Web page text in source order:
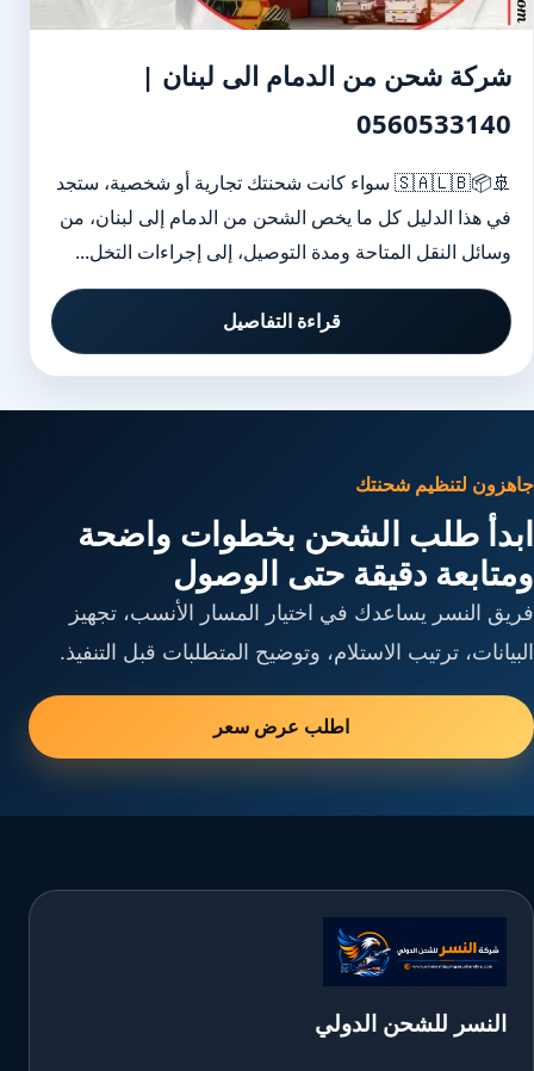
شركة شحن من الدمام الى لبنان |
0560533140
🚢📦🇸🇦🇱🇧 سواء كانت شحنتك تجارية أو شخصية، ستجد
في هذا الدليل كل ما يخص الشحن من الدمام إلى لبنان، من
وسائل النقل المتاحة ومدة التوصيل، إلى إجراءات التخل...
قراءة التفاصيل
جاهزون لتنظيم شحنتك
ابدأ طلب الشحن بخطوات واضحة
ومتابعة دقيقة حتى الوصول
فريق النسر يساعدك في اختيار المسار الأنسب، تجهيز
البيانات، ترتيب الاستلام، وتوضيح المتطلبات قبل التنفيذ.
اطلب عرض سعر
النسر للشحن الدولي